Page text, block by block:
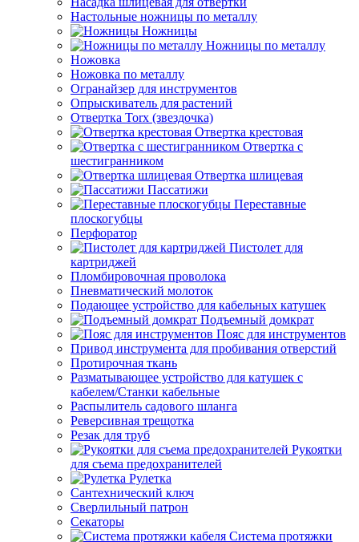
Настольные ножницы по металлу
Ножницы
Ножницы по металлу
Ножовка
Ножовка по металлу
Огранайзер для инструментов
Опрыскиватель для растений
Отвертка Torx (звездочка)
Отвертка крестовая
Отвертка с
шестигранником
Отвертка шлицевая
Пассатижи
Переставные
плоскогубцы
Перфоратор
Пистолет для
картриджей
Пломбировочная проволока
Пневматический молоток
Подающее устройство для кабельных катушек
Подъемный домкрат
Пояс для инструментов
Привод инструмента для пробивания отверстий
Протирочная ткань
Разматывающее устройство для катушек с
кабелем/Станки кабельные
Распылитель садового шланга
Реверсивная трещотка
Резак для труб
Рукоятки
для съема предохранителей
Рулетка
Сантехнический ключ
Сверлильный патрон
Секаторы
Система протяжки